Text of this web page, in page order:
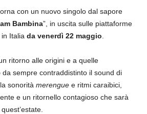
con un nuovo singolo dal sapore
Bambina”, in uscita sulle piattaforme
Italia da venerdì 22 maggio
ritorno alle origini e a quelle
da sempre contraddistinto il sound di
sonorità merengue e ritmi caraibici,
e un ritornello contagioso che sarà